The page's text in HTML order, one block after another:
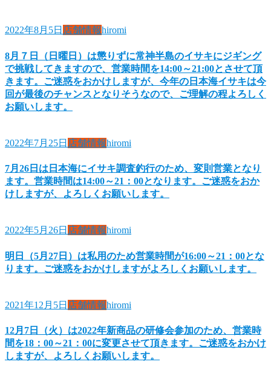
2022年8月5日 店舗情報hiromi
8月７日（日曜日）は懲りずに常神半島のイサキにジギング
で挑戦してきますので、営業時間を14:00～21:00とさせて頂
きます。ご迷惑をおかけしますが、今年の日本海イサキは今
回が最後のチャンスとなりそうなので、ご理解の程よろしく
お願いします。
2022年7月25日 店舗情報hiromi
7月26日は日本海にイサキ調査釣行のため、変則営業となり
ます。営業時間は14:00～21：00となります。ご迷惑をおか
けしますが、よろしくお願いします。
2022年5月26日 店舗情報hiromi
明日（5月27日）は私用のため営業時間が16:00～21：00とな
ります。ご迷惑をおかけしますがよろしくお願いします。
2021年12月5日 店舗情報hiromi
12月7日（火）は2022年新商品の研修会参加のため、営業時
間を18：00～21：00に変更させて頂きます。ご迷惑をおかけ
しますが、よろしくお願いします。